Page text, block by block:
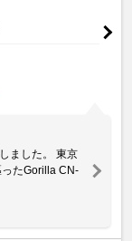
ました。 東京
たGorilla CN-